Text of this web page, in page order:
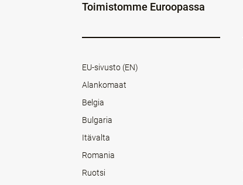
Toimistomme Euroopassa
EU-sivusto (EN)
Alankomaat
Belgia
Bulgaria
Itävalta
Romania
Ruotsi